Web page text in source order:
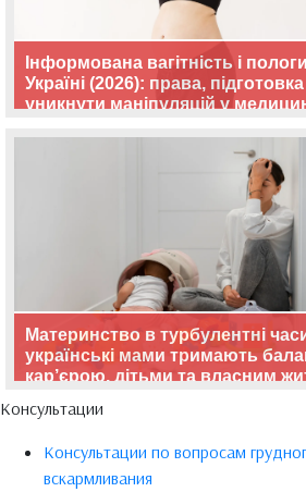
Інформована вагітність і
Україні (2026): права,
уникнути маніпуляцій у
Материнство в турбулентні
українські мами тримають
кар’єрою, дітьми та власним
Консультации
Консультации по вопросам
вскармливания